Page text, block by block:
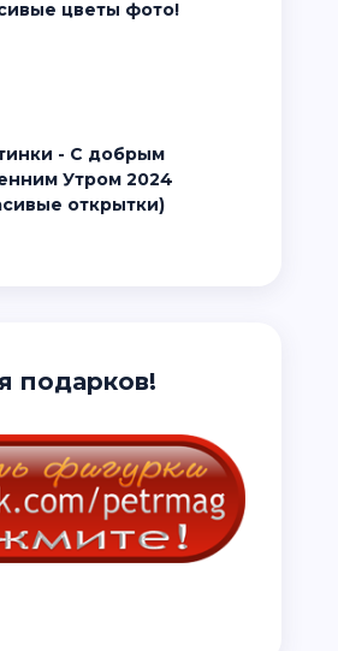
цветы фото!
Утром 2024
открытки)
подарков!